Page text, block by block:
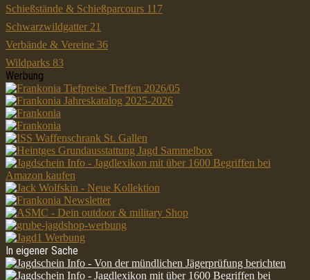
Schießstände & Schießparcours 117
Schwarzwildgatter 21
Verbände & Vereine 36
Wildparks 83
Werbung
In eigener Sache